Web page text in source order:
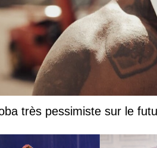
très pessimiste sur le